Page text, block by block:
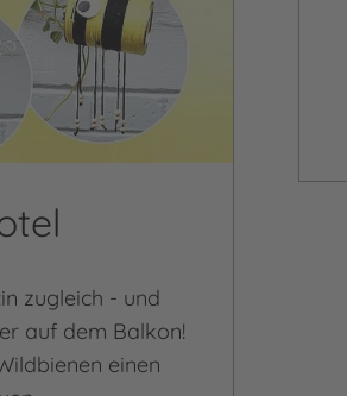
zugleich - und
auf dem Balkon!
einen